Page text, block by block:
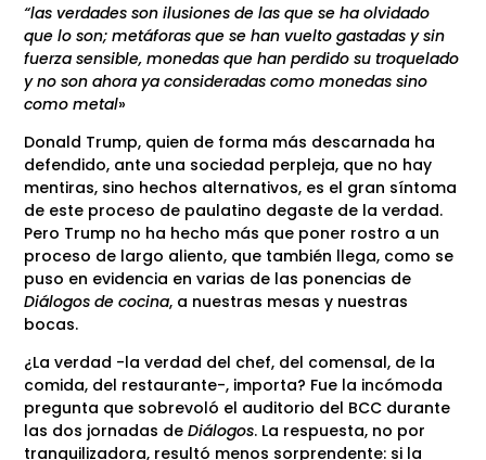
“las verdades son ilusiones de las que se ha olvidado
que lo son; metáforas que se han vuelto gastadas y sin
fuerza sensible, monedas que han perdido su troquelado
y no son ahora ya consideradas como monedas sino
como metal»
Donald Trump, quien de forma más descarnada ha
defendido, ante una sociedad perpleja, que no hay
mentiras, sino hechos alternativos, es el gran síntoma
de este proceso de paulatino degaste de la verdad.
Pero Trump no ha hecho más que poner rostro a un
proceso de largo aliento, que también llega, como se
puso en evidencia en varias de las ponencias de
Diálogos de cocina, a nuestras mesas y nuestras
bocas.
¿La verdad -la verdad del chef, del comensal, de la
comida, del restaurante-, importa? Fue la incómoda
pregunta que sobrevoló el auditorio del BCC durante
las dos jornadas deDiálogos. La respuesta, no por
tranquilizadora, resultó menos sorprendente: si la